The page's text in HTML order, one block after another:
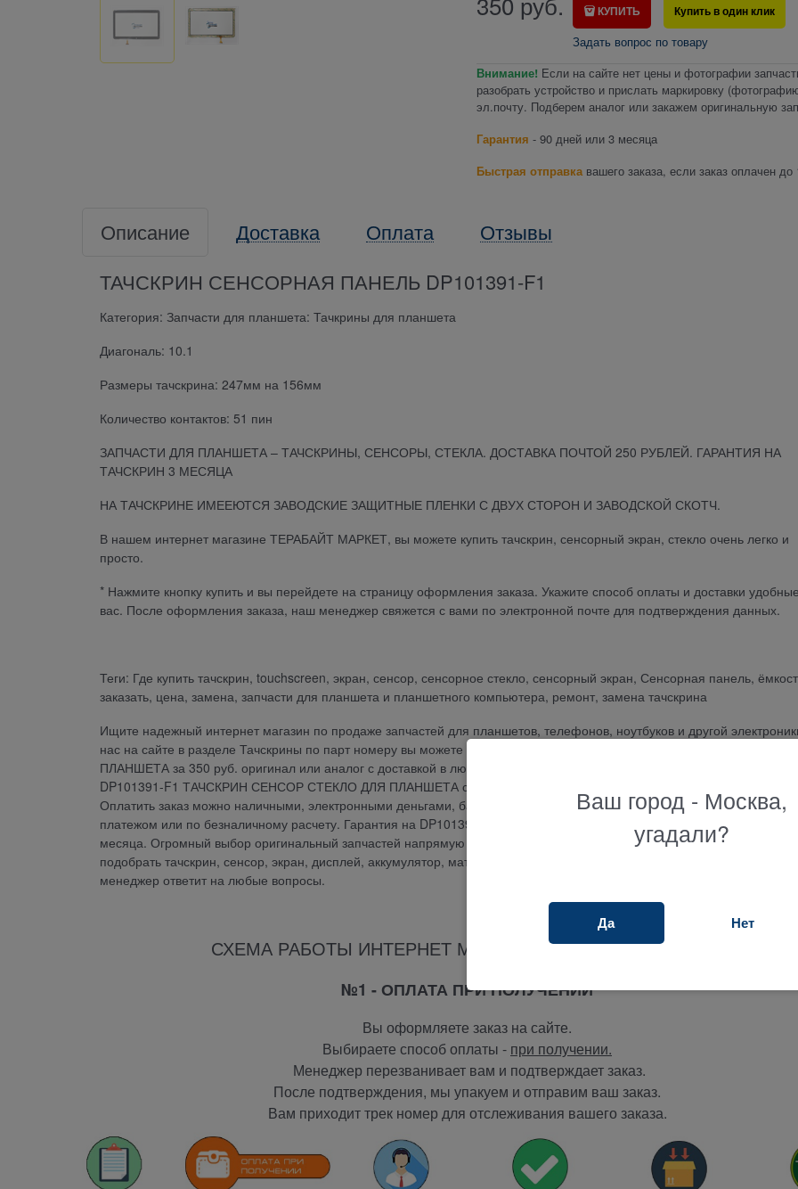
КУПИТЬ Купить в один клик
Задать вопрос по товару
Внимание! Если на сайте нет цены и фотографии
разобрать устройство и прислать маркировку
эл.почту. Подберем аналог или закажем оригинальную
Гарантия - 90 дней или 3 месяца
Быстрая отправкавашего заказа, если заказ оплачен до
Описание Доставка Оплата
Отзывы
ТАЧСКРИН СЕНСОРНАЯ ПАНЕЛЬ DP101391-F1
Категория: Запчасти для планшета: Тачкрины для планшета
Диагональ: 10.1
Размеры тачскрина: 247мм на 156мм
Количество контактов: 51 пин
ЗАПЧАСТИ ДЛЯ ПЛАНШЕТА – ТАЧСКРИНЫ, СЕНСОРЫ, СТЕКЛА. ДОСТАВКА ПОЧТОЙ 250 РУБЛЕЙ. ГАРАНТИЯ НА
ТАЧСКРИН 3 МЕСЯЦА
НА ТАЧСКРИНЕ ИМЕЕЮТСЯ ЗАВОДСКИЕ ЗАЩИТНЫЕ ПЛЕНКИ С ДВУХ СТОРОН И ЗАВОДСКОЙ СКОТЧ.
В нашем интернет магазине ТЕРАБАЙТ МАРКЕТ, вы можете купить тачскрин, сенсорный экран, стекло очень легко и
просто.
* Нажмите кнопку купить и вы перейдете на страницу оформления заказа. Укажите способ оплаты и доставки
вас. После оформления заказа, наш менеджер свяжется с вами по электронной почте для подтверждения данных.
Теги: Где купить тачскрин, touchscreen, экран, сенсор, сенсорное стекло, сенсорный экран, Сенсорная панель,
заказать, цена, замена, запчасти для планшета и планшетного компьютера, ремонт, замена тачскрина
Ищите надежный интернет магазин по продаже запчастей для планшетов, телефонов, ноутбуков и другой
нас на сайте в разделе Тачскрины по парт номеру вы можете приобрести DP101391-F1 ТАЧСКРИН СЕНСОР СТЕКЛО
ПЛАНШЕТА за 350 руб. оригинал или аналог с доставкой в любой город или оформить самовывоз и получить ваш заказ
DP101391-F1 ТАЧСКРИН СЕНСОР СТЕКЛО ДЛЯ ПЛАНШЕТА самовывозом в нашем магазине в удобном пункте
Оплатить заказ можно наличными, электронными деньгами, банковской картой, по банковскому счету, наложенным
платежом или по безналичному расчету. Гарантия на DP101391-F1 ТАЧСКРИН СЕНСОР СТЕКЛО ДЛЯ ПЛАНШЕТА 3
месяца. Огромный выбор оригинальный запчастей напрямую от поставщиков. Если вы ищите где купить и не знаете
подобрать тачскрин, сенсор, экран, дисплей, аккумулятор, матрицу, клавиатуру, блок питания или другую запчасть,
менеджер ответит на любые вопросы.
СХЕМА РАБОТЫ ИНТЕРНЕТ МАГАЗИНА ТЕРАБАЙТ МАРКЕТ
№1 - ОПЛАТА ПРИ ПОЛУЧЕНИИ
Вы оформляете заказ на сайте.
Выбираете способ оплаты - при получении.
Менеджер перезванивает вам и подтверждает заказ.
После подтверждения, мы упакуем и отправим ваш заказ.
Вам приходит трек номер для отслеживания вашего заказа.
Ваш город - Москва,
угадали?
Да Нет